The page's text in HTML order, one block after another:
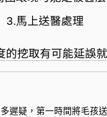
3.馬上送醫處理
挖取有可能延誤
遲疑，第一時間將毛孩